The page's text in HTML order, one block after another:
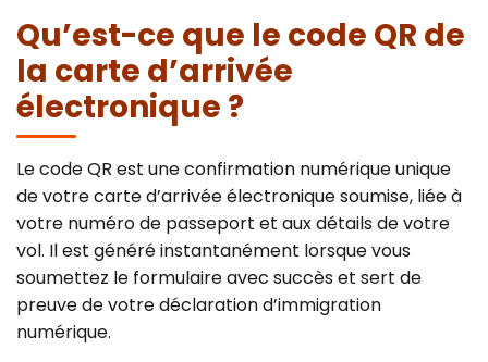
Qu’est-ce que le code QR de
la carte d’arrivée
électronique ?
Le code QR est une confirmation numérique unique
de votre carte d’arrivée électronique soumise, liée à
votre numéro de passeport et aux détails de votre
vol. Il est généré instantanément lorsque vous
soumettez le formulaire avec succès et sert de
preuve de votre déclaration d’immigration
numérique.